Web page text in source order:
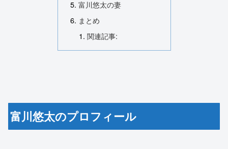
富川悠太の妻
まとめ
関連記事:
富川悠太のプロフィール